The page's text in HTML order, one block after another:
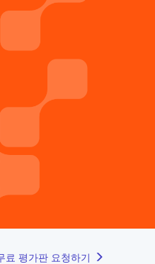
료 평가판 요청하기